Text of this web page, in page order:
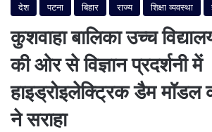
देश पटना बिहार राज्य शिक्षा व्यवस्था
कुशवाहा बालिका उच्च
की ओर से विज्ञान प्रदर्शनी में
हाइड्रोइलेक्ट्रिक डैम मॉडल
ने सराहा